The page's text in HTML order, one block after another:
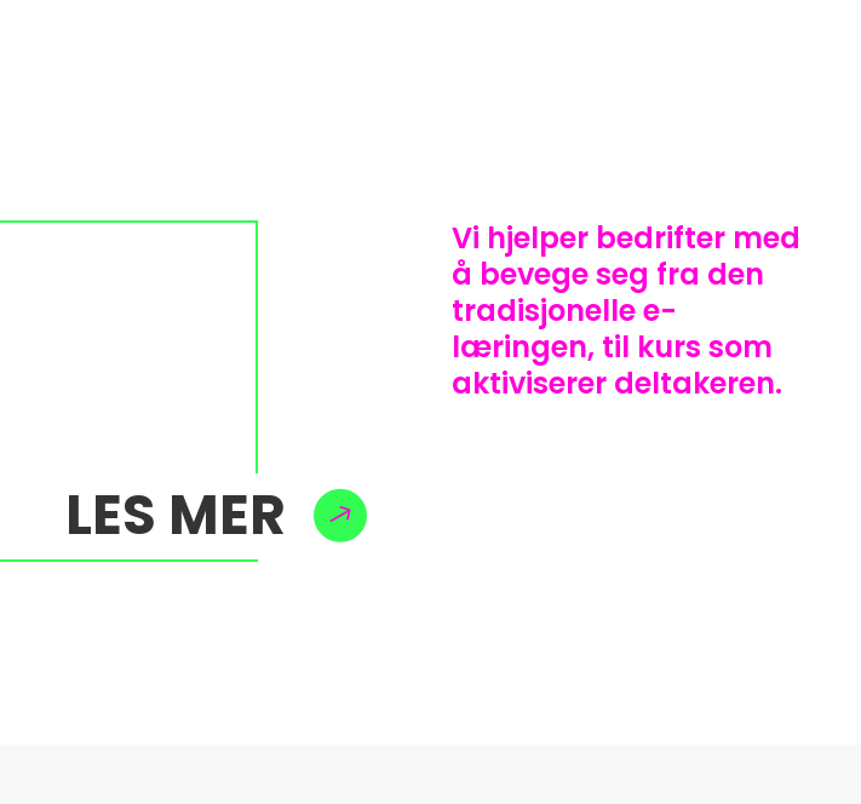
LES MER
Vi hjelper bedrifter med
å bevege seg fra den
tradisjonelle e-
læringen, til kurs som
aktiviserer deltakeren.